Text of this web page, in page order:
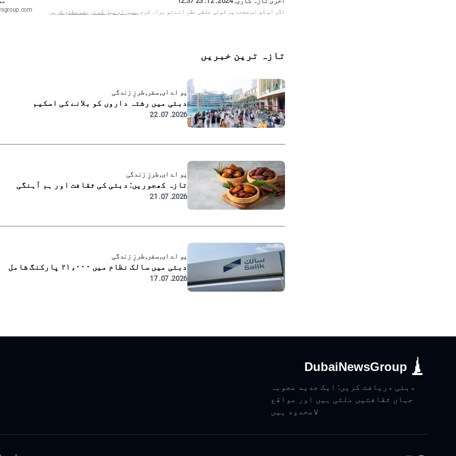
اگر آپ کو اس صفحے پر کوئی غلطی نظر آئے تو براہ کرم ہمیں ای میل کے ذریعے مطلع کریں۔
تازہ ترین خبریں
یو اے ای, سفر, طرزِ زندگی
دبئی میں رشتہ داروں کو بلانے کی اسکیم
2026. 07. 22
یو اے ای, طرزِ زندگی
تازہ کھجوریں: دبئی کی ثقافت اور ہم آہنگی
2026. 07. 21
یو اے ای, سفر, طرزِ زندگی
دبئی میں سالک نظام میں ۲۱،۰۰۰ پارکنگ شامل
2026. 07. 17
DubaiNewsGroup
دبئی دریافت کریں: ایک جدید عجوبہ
جہاں ثقافتیں ملتی ہیں اور مواقع
لامحدود ہیں